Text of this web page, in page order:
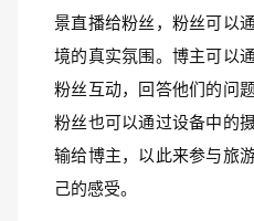
景直播给粉丝，粉丝可以
境的真实氛围。博主可以
粉丝互动，回答他们的问
粉丝也可以通过设备中的
输给博主，以此来参与旅
己的感受。